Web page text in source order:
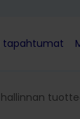
tapahtumat